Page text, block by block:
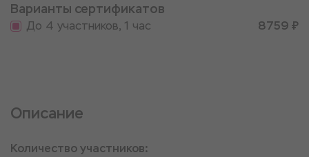
Варианты сертификатов
До 4 участников, 1 час 8759 ₽
Описание
Количество участников: